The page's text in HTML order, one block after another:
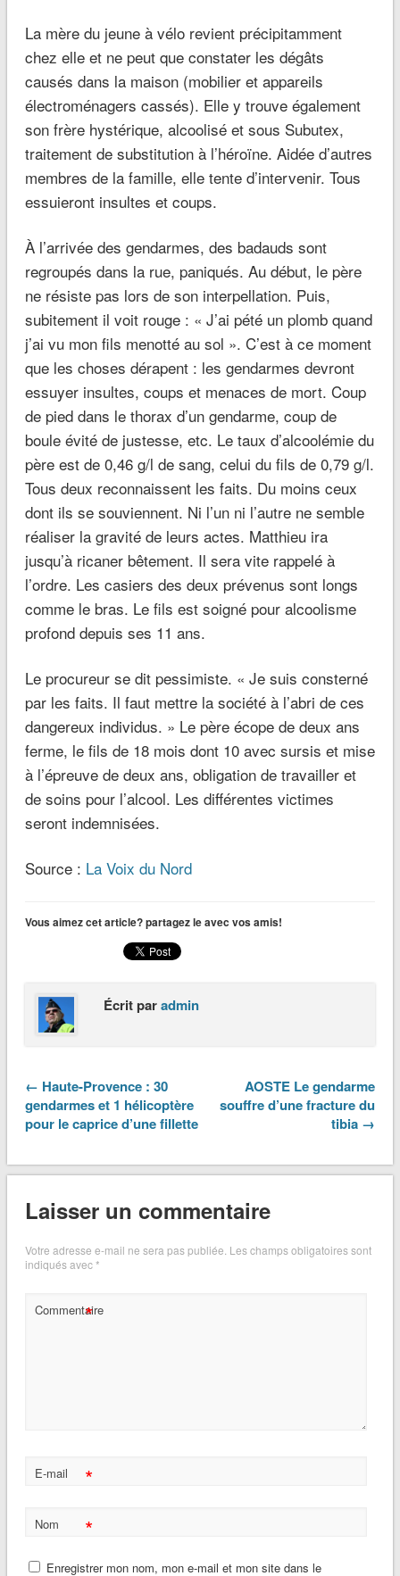
La mère du jeune à vélo revient précipitamment
chez elle et ne peut que constater les dégâts
causés dans la maison (mobilier et appareils
électroménagers cassés). Elle y trouve également
son frère hystérique, alcoolisé et sous Subutex,
traitement de substitution à l’héroïne. Aidée d’autres
membres de la famille, elle tente d’intervenir. Tous
essuieront insultes et coups.
À l’arrivée des gendarmes, des badauds sont
regroupés dans la rue, paniqués. Au début, le père
ne résiste pas lors de son interpellation. Puis,
subitement il voit rouge : « J’ai pété un plomb quand
j’ai vu mon fils menotté au sol ». C’est à ce moment
que les choses dérapent : les gendarmes devront
essuyer insultes, coups et menaces de mort. Coup
de pied dans le thorax d’un gendarme, coup de
boule évité de justesse, etc. Le taux d’alcoolémie du
père est de 0,46 g/l de sang, celui du fils de 0,79 g/l.
Tous deux reconnaissent les faits. Du moins ceux
dont ils se souviennent. Ni l’un ni l’autre ne semble
réaliser la gravité de leurs actes. Matthieu ira
jusqu’à ricaner bêtement. Il sera vite rappelé à
l’ordre. Les casiers des deux prévenus sont longs
comme le bras. Le fils est soigné pour alcoolisme
profond depuis ses 11 ans.
Le procureur se dit pessimiste. « Je suis consterné
par les faits. Il faut mettre la société à l’abri de ces
dangereux individus. » Le père écope de deux ans
ferme, le fils de 18 mois dont 10 avec sursis et mise
à l’épreuve de deux ans, obligation de travailler et
de soins pour l’alcool. Les différentes victimes
seront indemnisées.
Source : La Voix du Nord
Vous aimez cet article? partagez le avec vos amis!
Écrit paradmin
← Haute-Provence : 30
gendarmes et 1 hélicoptère
pour le caprice d’une fillette
AOSTE Le gendarme
souffre d’une fracture du
tibia →
Laisser un commentaire
Votre adresse e-mail ne sera pas publiée. Les champs obligatoires sont
indiqués avec*
Commentaire
*
E-mail *
Nom *
Enregistrer mon nom, mon e-mail et mon site dans le